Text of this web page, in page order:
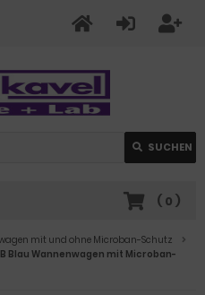
SUCHEN
( 0 )
mit und ohne Microban-Schutz
Blau Wannenwagen mit Microban-